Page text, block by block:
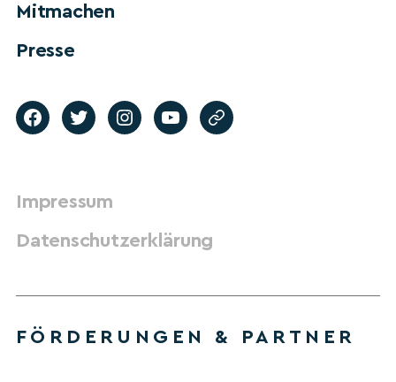
Mitmachen
Presse
Impressum
Datenschutzerklärung
FÖRDERUNGEN & PARTNER